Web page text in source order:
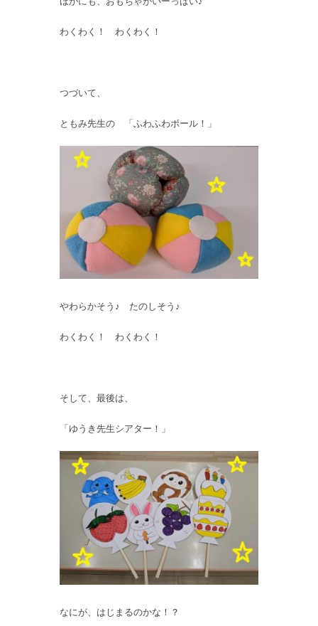
わくわく！ わくわく！
つづいて、
ともみ先生の 「ふわふわボール！」
やわらかそう♪ たのしそう♪
わくわく！ わくわく！
そして、最後は、
「ゆうき先生シアター！」
なにが、はじまるのかな！？